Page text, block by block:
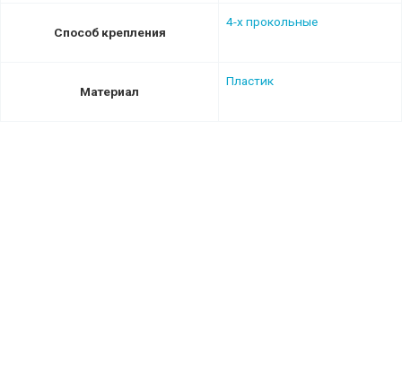
Способ крепления
4-х прокольные
Материал
Пластик